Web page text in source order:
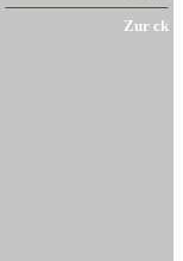
Zur ck